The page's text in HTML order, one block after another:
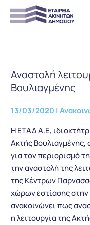
Αναστολή
Βουλιαγμένης
13/03/2020 |
Η ΕΤΑΔ Α.Ε,
Ακτής Βουλιαγμένης,
για τον περιορισμό
την αναστολή της
της Κέντρων
χώρων εστίασης
ανακοινώνει πως
η λειτουργία της